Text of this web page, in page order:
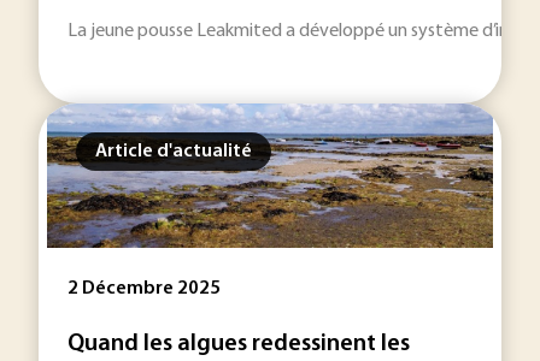
La jeune pousse Leakmited a développé un système
Article d'actualité
2 Décembre 2025
Quand les algues redessinent les